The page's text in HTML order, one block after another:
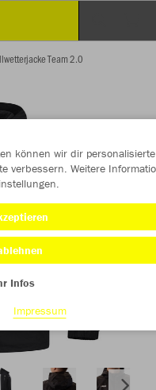
Team 2.0
können wir dir personalisierte
verbessern. Weitere
Infos
Impressum